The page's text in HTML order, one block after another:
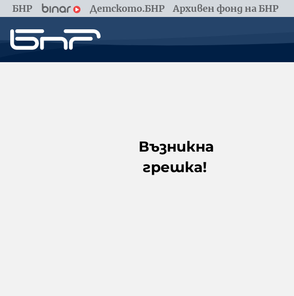
БНР Детското.БНР Архивен фонд на БНР
Възникна
грешка!